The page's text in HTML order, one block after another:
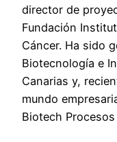
director de
Fundación
Cáncer. Ha sido
Biotecnología e
Canarias y,
mundo
Biotech Procesos